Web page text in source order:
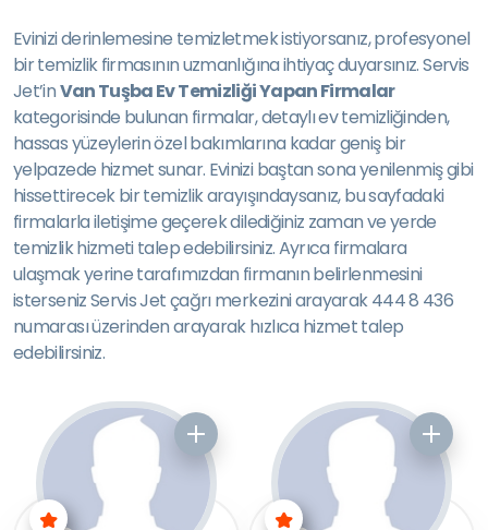
Evinizi derinlemesine temizletmek istiyorsanız, profesyonel
bir temizlik firmasının uzmanlığına ihtiyaç duyarsınız. Servis
Jet’inVan Tuşba Ev Temizliği Yapan Firmalar
kategorisinde bulunan firmalar, detaylı ev temizliğinden,
hassas yüzeylerin özel bakımlarına kadar geniş bir
yelpazede hizmet sunar. Evinizi baştan sona yenilenmiş gibi
hissettirecek bir temizlik arayışındaysanız, bu sayfadaki
firmalarla iletişime geçerek dilediğiniz zaman ve yerde
temizlik hizmeti talep edebilirsiniz. Ayrıca firmalara
ulaşmak yerine tarafımızdan firmanın belirlenmesini
isterseniz Servis Jet çağrı merkezini arayarak 444 8 436
numarası üzerinden arayarak hızlıca hizmet talep
edebilirsiniz.